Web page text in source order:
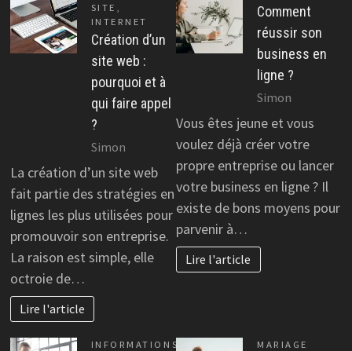
SITE
INTERNET
Création d’un
site web :
pourquoi et à
qui faire appel
?
Simon
La création d’un site web
fait partie des stratégies en
lignes les plus utilisées pour
promouvoir son entreprise.
La raison est simple, elle
octroie de…
Lire l'article
Comment
réussir son
business en
ligne ?
Simon
Vous êtes jeune et vous
voulez déjà créer votre
propre entreprise ou lancer
votre business en ligne ? Il
existe de bons moyens pour
parvenir à…
Lire l'article
INFORMATIONS MARIAGE